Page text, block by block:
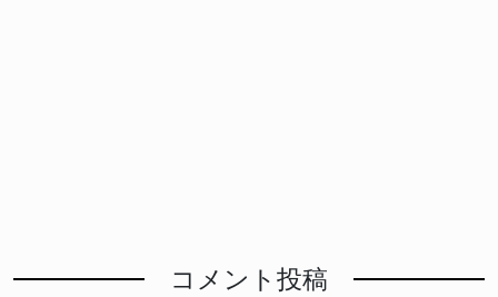
コメント投稿